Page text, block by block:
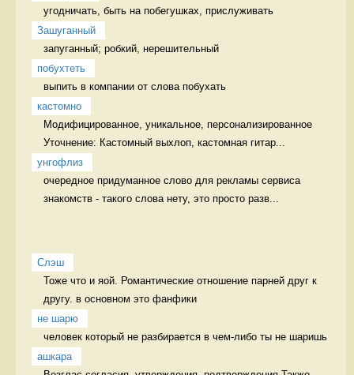
угодничать, быть на побегушках, прислуживать
Зашуганный
запуганный; робкий, нерешительный
побухтеть
выпить в компании от слова побухать
кастомно
Модифицированное, уникальное, персонализированное
Уточнение: Кастомный выхлоп, кастомная гитар...
унгофлиз
очередное придуманное слово для рекламы сервиса
знакомств - такого слова нету, это просто разв...
Слэш
Тоже что и яой. Романтические отношение парней друг к
другу. в основном это фанфики
не шарю
ашкара